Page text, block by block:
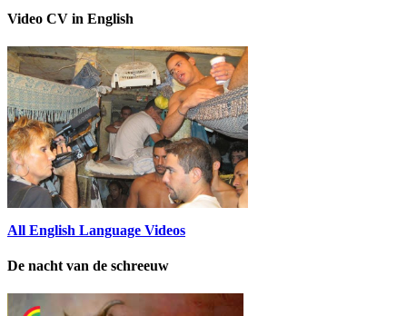
Video CV in English
All English Language Videos
De nacht van de schreeuw